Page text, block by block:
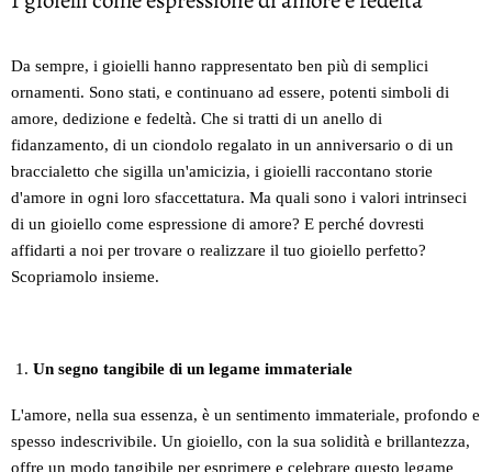
Da sempre, i gioielli hanno rappresentato ben più di semplici
ornamenti. Sono stati, e continuano ad essere, potenti simboli di
amore, dedizione e fedeltà. Che si tratti di un anello di
fidanzamento, di un ciondolo regalato in un anniversario o di un
braccialetto che sigilla un'amicizia, i gioielli raccontano storie
d'amore in ogni loro sfaccettatura. Ma quali sono i valori intrinseci
di un gioiello come espressione di amore? E perché dovresti
affidarti a noi per trovare o realizzare il tuo gioiello perfetto?
Scopriamolo insieme.
Un segno tangibile di un legame immateriale
L'amore, nella sua essenza, è un sentimento immateriale, profondo e
spesso indescrivibile. Un gioiello, con la sua solidità e brillantezza,
offre un modo tangibile per esprimere e celebrare questo legame